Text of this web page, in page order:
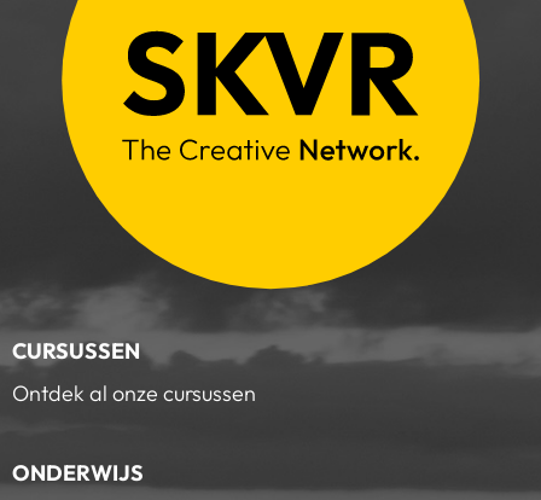
CURSUSSEN
Ontdek al onze cursussen
ONDERWIJS